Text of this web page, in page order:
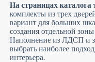
На страницах каталога
комплекты из трех
вариант для больших
создания отдельной
Наполнение из ЛДСП и
выбрать наиболее
интерьера.